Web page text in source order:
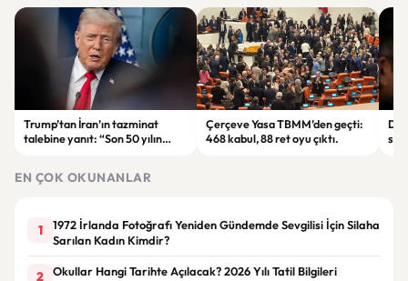
Trump’tan İran’ın tazminat
talebine yanıt: “Son 50 yılın
Çerçeve Yasa TBMM’den geçti:
468 kabul, 88 ret oyu çıktı.
EN ÇOK OKUNANLAR
1
1972 İrlanda Fotoğrafı Yeniden Gündemde Sevgilisi İçin Silaha
Sarılan Kadın Kimdir?
2 Okullar Hangi Tarihte Açılacak? 2026 Yılı Tatil Bilgileri